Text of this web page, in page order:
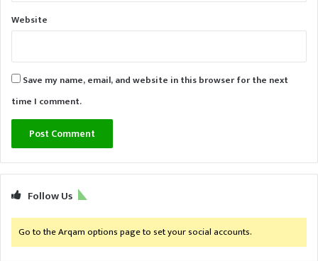
Website
Save my name, email, and website in this browser for the next
time I comment.
Follow Us
Go to the Arqam options page to set your social accounts.